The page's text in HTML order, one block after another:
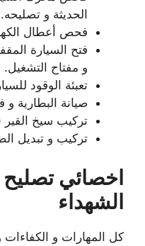
الحديثة و تصليحه.
فحص أعطال
فتح السيارة
و مفتاح التشغيل.
تعبئة الوقود
صيانة البطارية
تركيب سيخ القير
تركيب و تبديل
اخصائي
الشهداء
كل المهارات و